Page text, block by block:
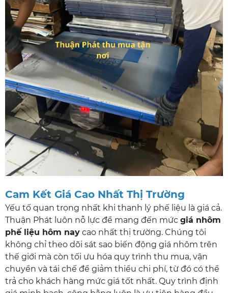
Cam Kết Giá Cao Nhất Thị Trường
Yếu tố quan trọng nhất khi thanh lý phế liệu là giá cả.
Thuận Phát luôn nỗ lực để mang đến mức giá nhôm
phế liệu hôm nay cao nhất thị trường. Chúng tôi
không chỉ theo dõi sát sao biến động giá nhôm trên
thế giới mà còn tối ưu hóa quy trình thu mua, vận
chuyển và tái chế để giảm thiểu chi phí, từ đó có thể
trả cho khách hàng mức giá tốt nhất. Quy trình định